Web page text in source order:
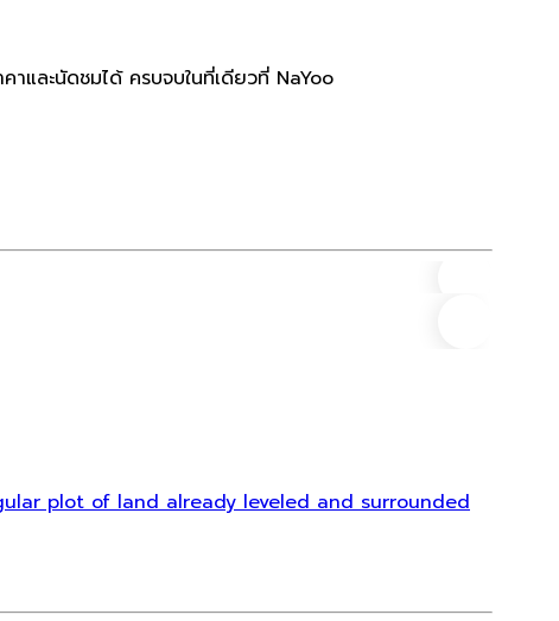
และนัดชมได้ ครบจบในที่เดียวที่ NaYoo
plot of land already leveled and surrounded